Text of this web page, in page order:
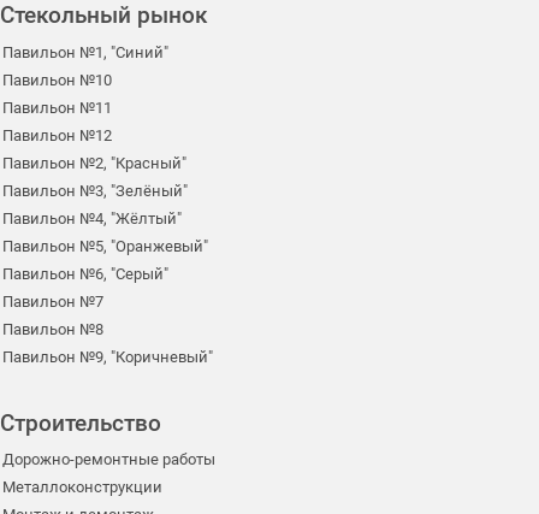
Стекольный рынок
Павильон №1, "Синий"
Павильон №10
Павильон №11
Павильон №12
Павильон №2, "Красный"
Павильон №3, "Зелёный"
Павильон №4, "Жёлтый"
Павильон №5, "Оранжевый"
Павильон №6, "Серый"
Павильон №7
Павильон №8
Павильон №9, "Коричневый"
Строительство
Дорожно-ремонтные работы
Металлоконструкции